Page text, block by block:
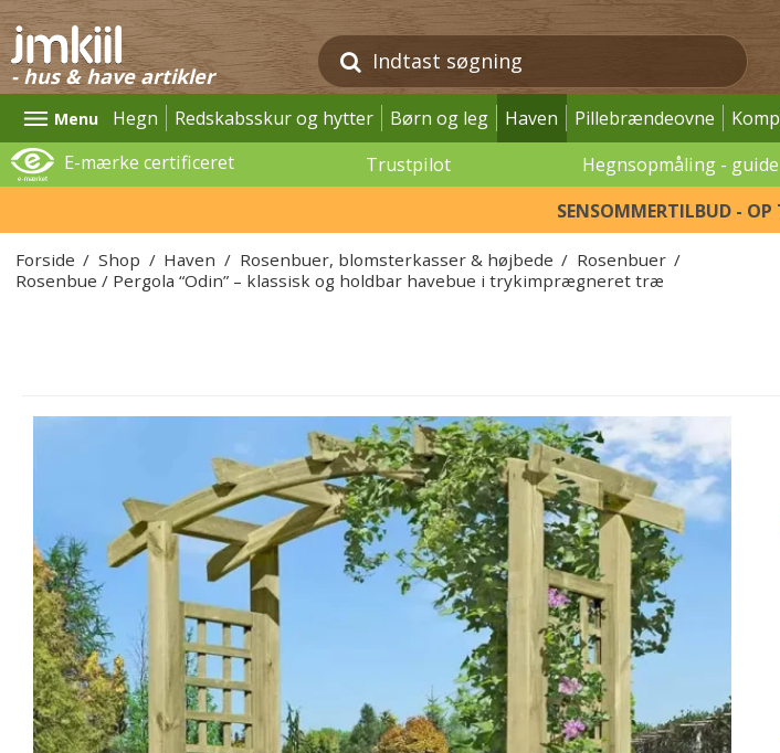
- hus & have artikler
Menu Hegn Redskabsskur og hytter Børn og leg Haven Pillebrændeovne
E-mærke certificeret
Trustpilot Hegnsopmåling - guide
SENSOMMERTILBUD -
Forside / Shop / Haven / Rosenbuer, blomsterkasser & højbede / Rosenbuer /
Rosenbue / Pergola “Odin” – klassisk og holdbar havebue i trykimprægneret træ